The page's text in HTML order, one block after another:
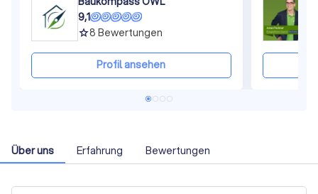
9,1
grade8 Bewertungen
Profil ansehen
Über uns Erfahrung Bewertungen